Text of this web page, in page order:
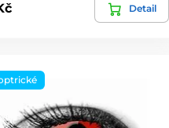
Detail